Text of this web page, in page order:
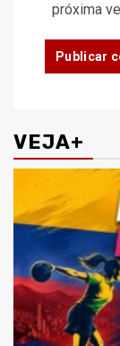
próxima
VEJA+